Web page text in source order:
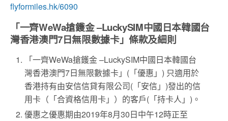
flyformiles.hk/6090
「一齊WeWa搶鑊金 –LuckySIM中國日本韓國台
灣香港澳門7日無限數據卡」條款及細則
「一齊WeWa搶鑊金 –LuckySIM中國日本韓國台
灣香港澳門7日無限數據卡」(「優惠」) 只適用於
香港持有由安信信貸有限公司(「安信」)發出的信
用卡（「合資格信用卡」）的客戶(「持卡人」)。
優惠之優惠期由2019年8月30日中午12時正至